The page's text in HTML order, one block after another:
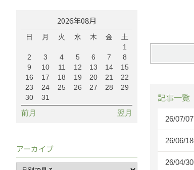
記事一覧
26/07/07
26/06/18
26/04/30
2026年08月
日 月 火 水 木 金
土
1
2
3 4 5 6 7
8
9
10 11 12 13 14
15
16
17 18 19 20 21
22
23
24 25 26 27 28
29
30
31
前月 翌月
アーカイブ